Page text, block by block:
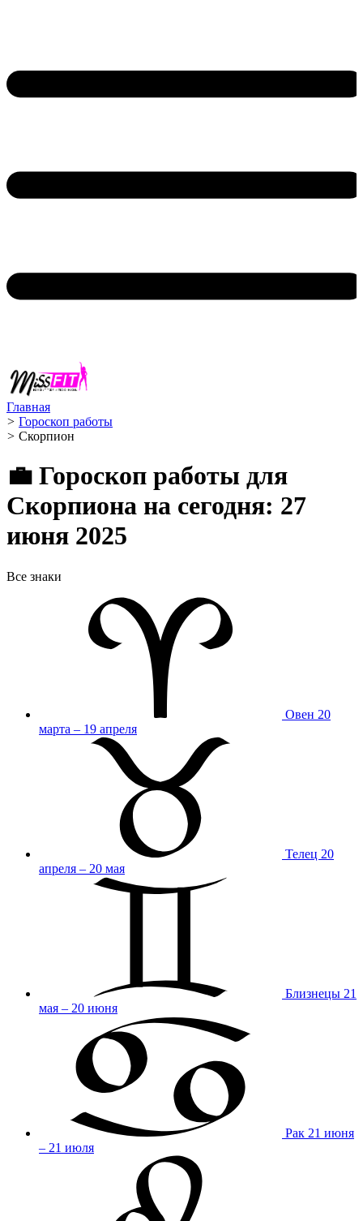
Главная
> Гороскоп работы
> Скорпион ️
💼 Гороскоп работы для
Скорпиона на сегодня: 27
июня 2025
Все знаки
Овен 20
марта – 19 апреля
Телец 20
апреля – 20 мая
Близнецы 21
мая – 20 июня
Рак 21 июня
– 21 июля